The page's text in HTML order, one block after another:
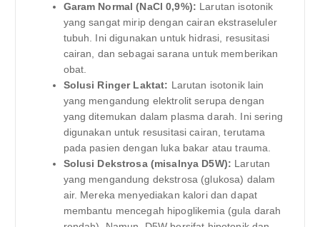
Garam Normal (NaCl 0,9%): Larutan isotonik
yang sangat mirip dengan cairan ekstraseluler
tubuh. Ini digunakan untuk hidrasi, resusitasi
cairan, dan sebagai sarana untuk memberikan
obat.
Solusi Ringer Laktat: Larutan isotonik lain
yang mengandung elektrolit serupa dengan
yang ditemukan dalam plasma darah. Ini sering
digunakan untuk resusitasi cairan, terutama
pada pasien dengan luka bakar atau trauma.
Solusi Dekstrosa (misalnya D5W): Larutan
yang mengandung dekstrosa (glukosa) dalam
air. Mereka menyediakan kalori dan dapat
membantu mencegah hipoglikemia (gula darah